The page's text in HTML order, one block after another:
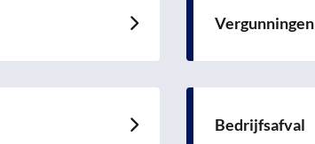
Vergunningen
Lees
Bedrijfsafval
Lees